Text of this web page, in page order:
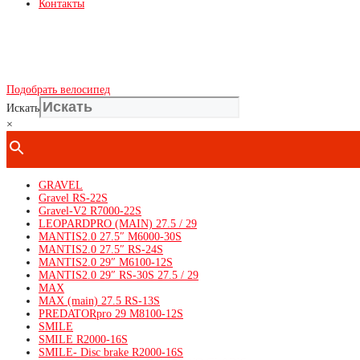
Контакты
Подобрать велосипед
Искать
×
GRAVEL
Gravel RS-22S
Gravel-V2 R7000-22S
LEOPARDPRO (MAIN) 27.5 / 29
MANTIS2.0 27.5″ M6000-30S
MANTIS2.0 27.5″ RS-24S
MANTIS2.0 29″ M6100-12S
MANTIS2.0 29″ RS-30S 27.5 / 29
MAX
MAX (main) 27.5 RS-13S
PREDATORpro 29 M8100-12S
SMILE
SMILE R2000-16S
SMILE- Disc brake R2000-16S